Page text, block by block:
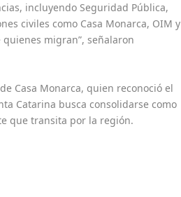
incluyendo Seguridad Pública,
civiles como Casa Monarca, OIM y
migran”, señalaron
Casa Monarca, quien reconoció el
Catarina busca consolidarse como
que transita por la región.